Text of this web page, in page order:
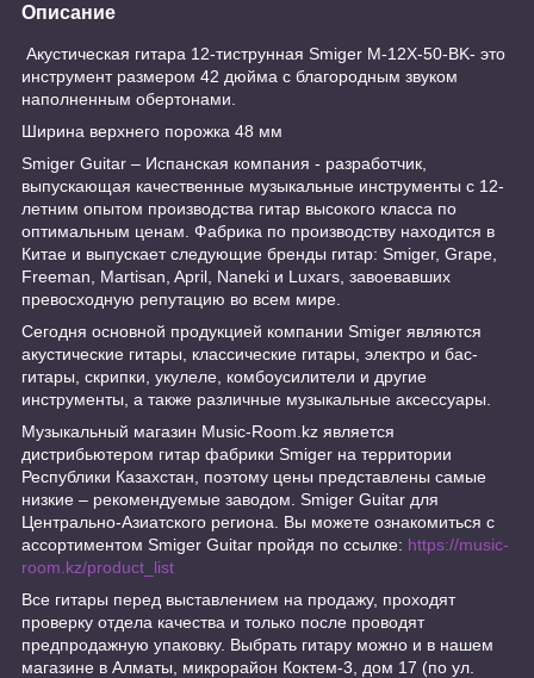
Описание
Акустическая гитара 12-тиструнная Smiger M-12X-50-BK- это
инструмент размером 42 дюйма с благородным звуком
наполненным обертонами.
Ширина верхнего порожка 48 мм
Smiger Guitar – Испанская компания - разработчик,
выпускающая качественные музыкальные инструменты с 12-
летним опытом производства гитар высокого класса по
оптимальным ценам. Фабрика по производству находится в
Китае и выпускает следующие бренды гитар: Smiger, Grape,
Freeman, Martisan, April, Naneki и Luxars, завоевавших
превосходную репутацию во всем мире.
Сегодня основной продукцией компании Smiger являются
акустические гитары, классические гитары, электро и бас-
гитары, скрипки, укулеле, комбоусилители и другие
инструменты, а также различные музыкальные аксессуары.
Музыкальный магазин Music-Room.kz является
дистрибьютером гитар фабрики Smiger на территории
Республики Казахстан, поэтому цены представлены самые
низкие – рекомендуемые заводом. Smiger Guitar для
Центрально-Азиатского региона. Вы можете ознакомиться с
ассортиментом Smiger Guitar пройдя по ссылке: https://music-
room.kz/product_list
Все гитары перед выставлением на продажу, проходят
проверку отдела качества и только после проводят
предпродажную упаковку. Выбрать гитару можно и в нашем
магазине в Алматы, микрорайон Коктем-3, дом 17 (по ул.